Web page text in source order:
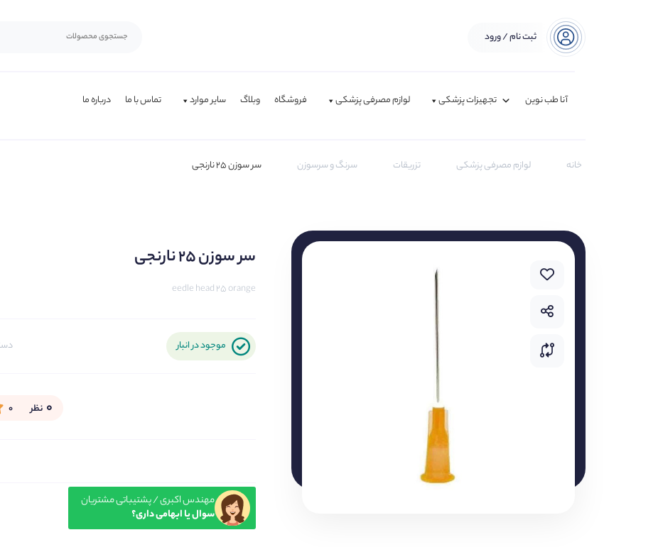
ثبت نام / ورود
آنا طب نوین تجهیزات پزشکی لوازم مصرفی پزشکی فروشگاه وبلاگ سایر موارد تماس با ما درباره ما
خانه لوازم مصرفی پزشکی تزریقات سرنگ و سرسوزن سر سوزن ۲۵ نارنجی
سر سوزن ۲۵ نارنجی
eedle head 25 orange
موجود در انبار
۰ نظر ۰
مهندس اکبری / پشتیباتی مشتریان
سوال یا ابهامی داری؟